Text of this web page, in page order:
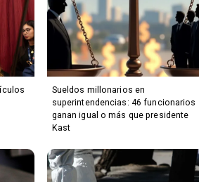
Sueldos millonarios en
superintendencias: 46 funcionarios
ganan igual o más que presidente
Kast